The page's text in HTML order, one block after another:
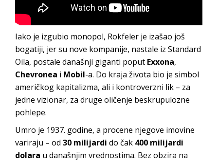
Iako je izgubio monopol, Rokfeler je izašao još
bogatiji, jer su nove kompanije, nastale iz Standard
Oila, postale današnji giganti poput Exxona,
Chevronea i Mobil-a. Do kraja života bio je simbol
američkog kapitalizma, ali i kontroverzni lik – za
jedne vizionar, za druge oličenje beskrupulozne
pohlepe.
Umro je 1937. godine, a procene njegove imovine
variraju – od 30 milijardi do čak 400 milijardi
dolara u današnjim vrednostima. Bez obzira na